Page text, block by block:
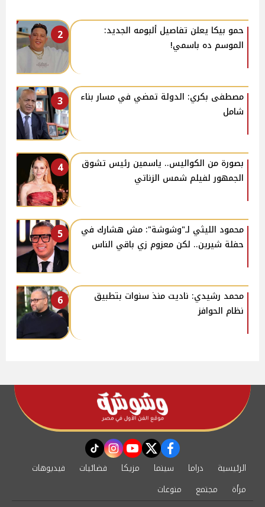
2
حمو بيكا يعلن تفاصيل ألبومه الجديد:
الموسم ده باسمي!
3
مصطفى بكري: الدولة تمضي في مسار بناء
شامل
4
بصورة من الكواليس.. ياسمين رئيس تشوق
الجمهور لفيلم شمس الزناتي
5
محمود الليثي لـ"وشوشة": مش هشارك في
حفلة شيرين.. لكن معزوم زي باقي الناس
6
محمد رشيدي: ناديت منذ سنوات بتطبيق
نظام الحوافز
facebook
twitter
youtube
instagram
tiktok
الرئيسية دراما سينما مزيكا فضائيات
فيديوهات
مرأة
مجتمع منوعات